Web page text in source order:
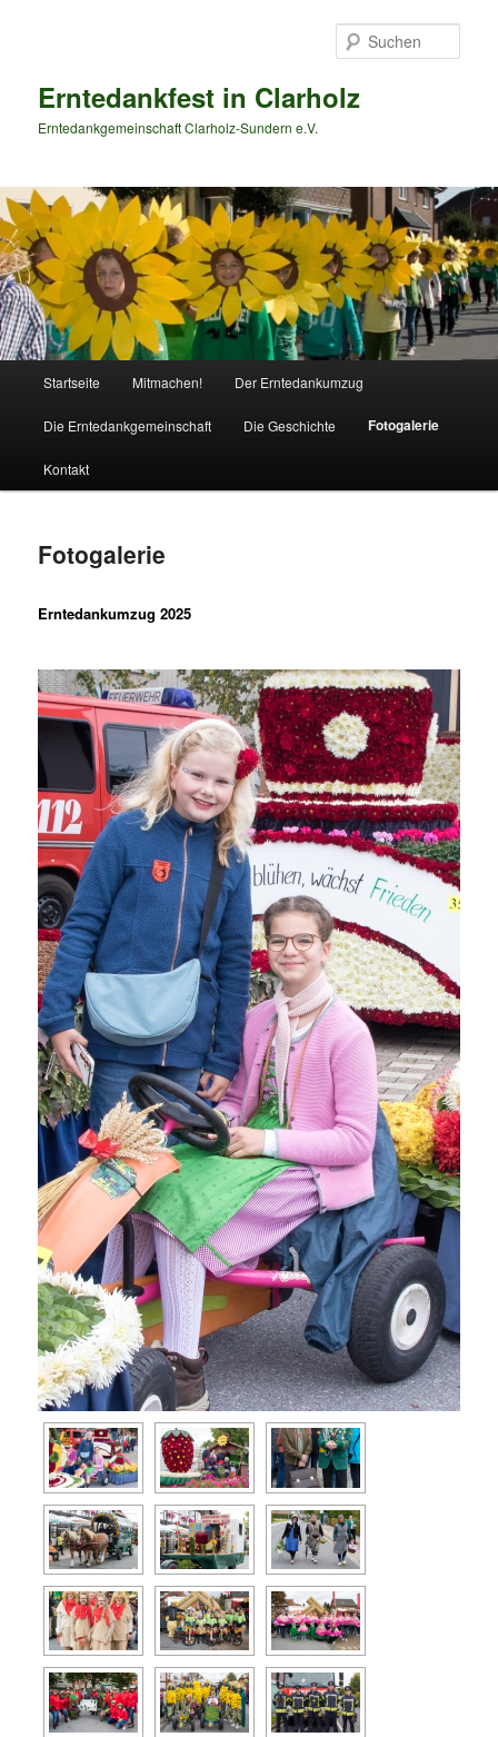
Erntedankfest in Clarholz
Erntedankgemeinschaft Clarholz-Sundern e.V.
Startseite Mitmachen! Der Erntedankumzug
Die Erntedankgemeinschaft Die Geschichte Fotogalerie
Kontakt
Fotogalerie
Erntedankumzug 2025